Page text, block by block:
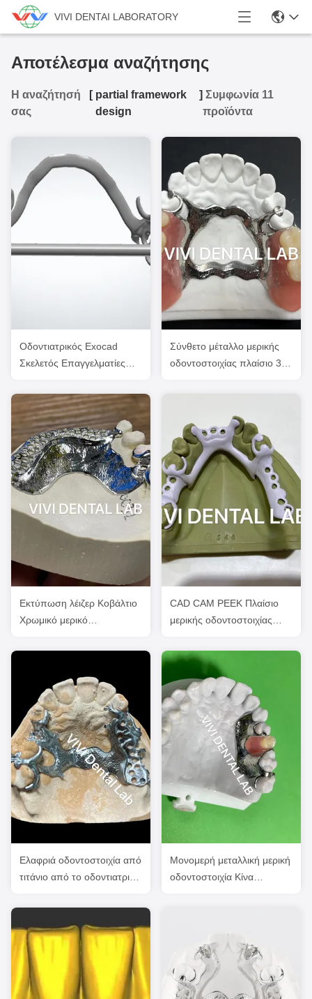
VIVI DENTAI LABORATORY
Αποτέλεσμα αναζήτησης
Η αναζήτησή
σας
[ partial framework
design
] Συμφωνία 11
προϊόντα
Οδοντιατρικός Exocad
Σκελετός Επαγγελματίες
μερικού πλαισίου
Σύνθετο μέταλλο μερικής
οδοντοστοιχίας πλαίσιο 3
Εκτύπωση λέιζερ Κοβάλτιο
Χρωμικό μερικό
Be δωρεάν
CAD CAM PEEK Πλαίσιο
μερικής οδοντοστοιχίας
Ελαφριά οδοντοστοιχία από
τιτάνιο από το οδοντιατρικό
Μονομερή μεταλλική μερική
οδοντοστοιχία Κίνα